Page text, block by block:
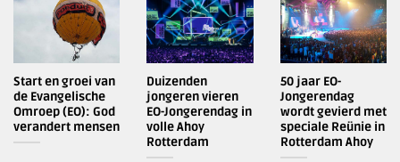
Start en groei van
de Evangelische
Omroep (EO): God
verandert mensen
Duizenden
jongeren vieren
EO-Jongerendag in
volle Ahoy
Rotterdam
50 jaar EO-
Jongerendag
wordt gevierd met
speciale Reünie in
Rotterdam Ahoy